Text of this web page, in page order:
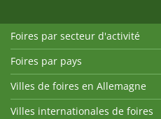
Foires par secteur d'activité
Foires par pays
Villes de foires en Allemagne
Villes internationales de foires